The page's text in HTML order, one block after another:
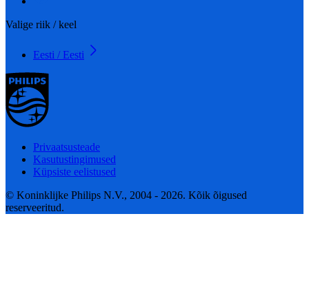
Valige riik / keel
Eesti / Eesti
Privaatsusteade
Kasutustingimused
Küpsiste eelistused
© Koninklijke Philips N.V., 2004 - 2026. Kõik õigused
reserveeritud.